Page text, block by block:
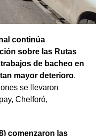
continúa
sobre las Rutas
trabajos de bacheo en
mayor deterioro.
se llevaron
Chelforó,
comenzaron las